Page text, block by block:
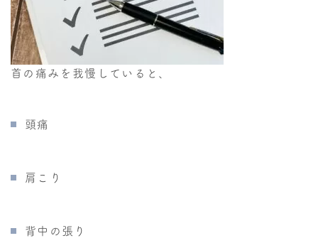
首の痛みを我慢していると、
頭痛
肩こり
背中の張り